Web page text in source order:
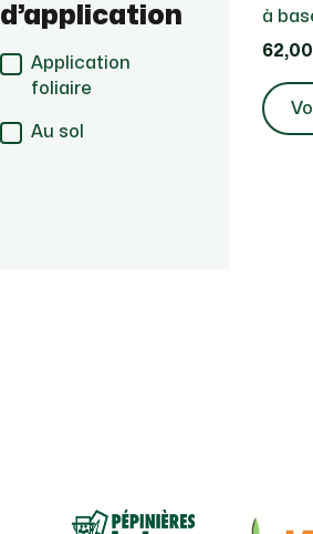
à
d’application
Application
foliaire
Au sol